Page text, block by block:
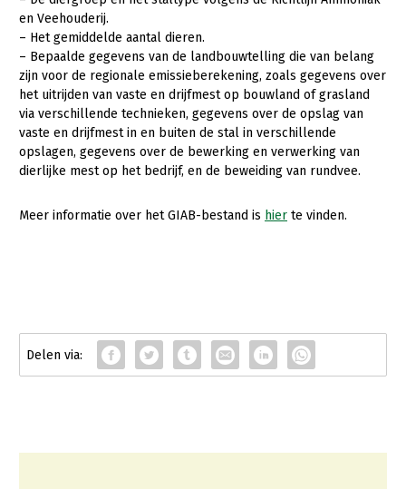
Bollenteelt
Bomen, vaste planten en zomerbloemen
Fruitteelt
Glastuinbouw
Paddenstoelen
Onderwerpen
Nieuws
en Veehouderij.
– Het gemiddelde aantal dieren.
– Bepaalde gegevens van de landbouwtelling die van belang
zijn voor de regionale emissieberekening, zoals gegevens over
het uitrijden van vaste en drijfmest op bouwland of grasland
via verschillende technieken, gegevens over de opslag van
vaste en drijfmest in en buiten de stal in verschillende
opslagen, gegevens over de bewerking en verwerking van
dierlijke mest op het bedrijf, en de beweiding van rundvee.
Meer informatie over het GIAB-bestand is hier te vinden.